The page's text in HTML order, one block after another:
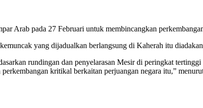
Arab pada 27 Februari untuk membincangkan
yang dijadualkan berlangsung di Kaherah itu
rundingan dan penyelarasan Mesir di peringkat
kritikal berkaitan perjuangan negara itu,”